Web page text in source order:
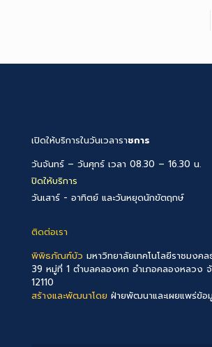
เปิดให้บริการในวันเวลาราชการ
วันจันทร์ – วันศุกร์ เวลา 08.30 – 16.30 น.
ปิดให้บริการ
วันเสาร์ - อาทิตย์ และวันหยุดนักขัตฤกษ์
ติดต่อเรา
พิพิธภัณฑ์บัว มหาวิทยาลัยเทคโนโลยีราชมงค
39 หมู่ที่ 1 ตำบลคลองหก อำเภอคลองหลวง
12110
สร้างและพัฒนาโดย ฝ่ายพัฒนาและเผยแพร่ข้อ